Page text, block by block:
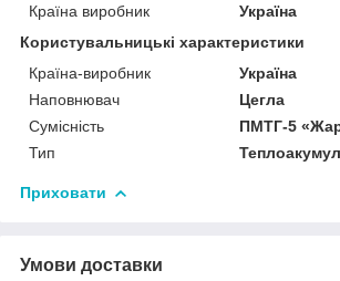
Країна виробник
Україна
Користувальницькі характеристики
Країна-виробник
Україна
Наповнювач
Цегла
Сумісність
ПМТГ-5
Тип
Приховати
Умови доставки